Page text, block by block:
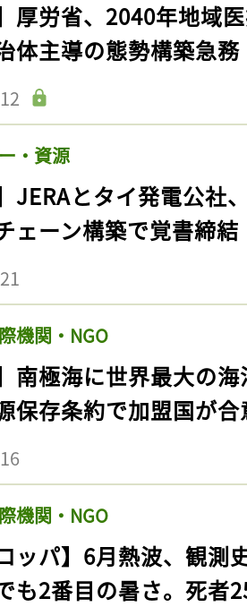
厚労省、2040年地域
体主導の態勢構築急務
・資源
JERAとタイ発電公社
ェーン構築で覚書締結
機関・NGO
南極海に世界最大の
保存条約で加盟国が合
機関・NGO
ッパ】6月熱波、観
も2番目の暑さ。死者